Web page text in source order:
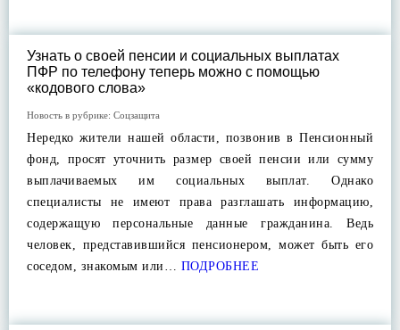
Узнать о своей пенсии и социальных выплатах
ПФР по телефону теперь можно с помощью
«кодового слова»
Новость в рубрике: Соцзащита
Нередко жители нашей области, позвонив в Пенсионный
фонд, просят уточнить размер своей пенсии или сумму
выплачиваемых им социальных выплат. Однако
специалисты не имеют права разглашать информацию,
содержащую персональные данные гражданина. Ведь
человек, представившийся пенсионером, может быть его
соседом, знакомым или… ПОДРОБНЕЕ